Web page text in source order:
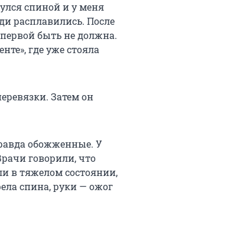
спиной и у меня
расплавились. После
быть не должна.
где уже стояла
Затем он
обожженные. У
говорили, что
в тяжелом состоянии,
спина, руки — ожог